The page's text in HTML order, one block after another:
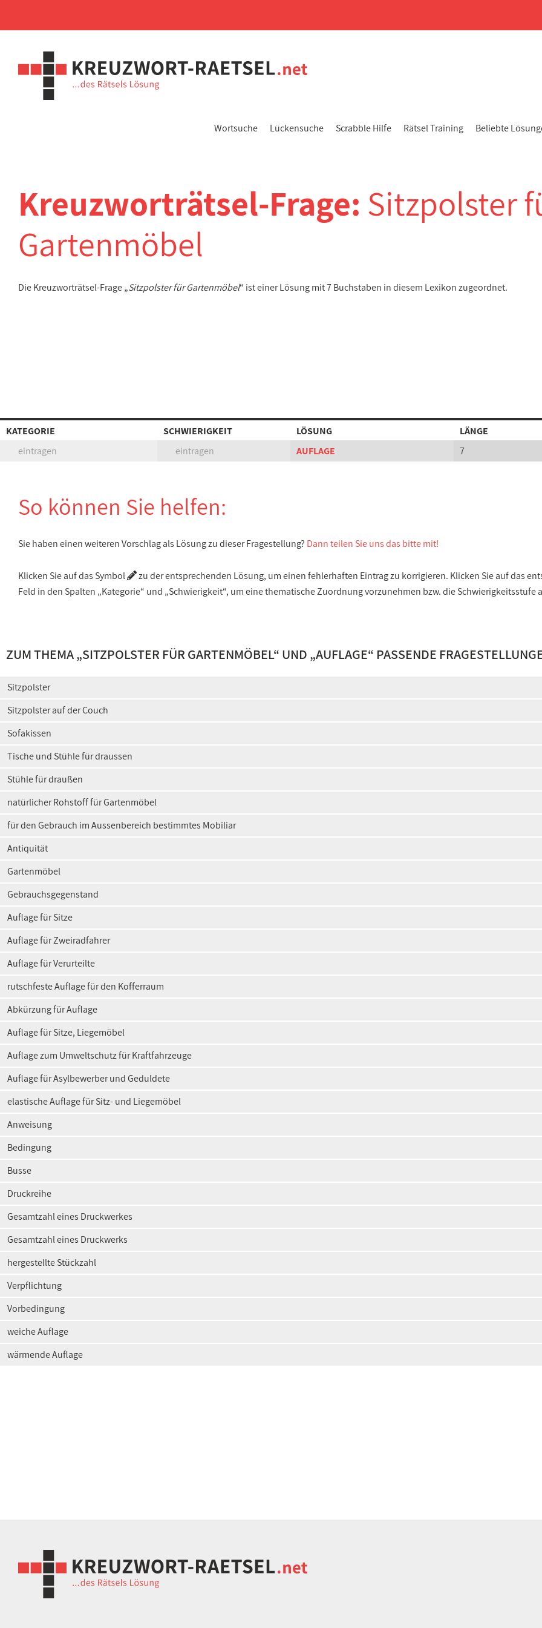
Wortsuche Lückensuche Scrabble Hilfe Rätsel Training Beliebte
Kreuzworträtsel-Frage: Sitzpolster
Gartenmöbel
Die Kreuzworträtsel-Frage „Sitzpolster für Gartenmöbel“ ist einer Lösung mit 7 Buchstaben in diesem Lexikon zugeordnet.
KATEGORIE SCHWIERIGKEIT LÖSUNG
LÄNGE
eintragen
eintragen AUFLAGE 7
So können Sie helfen:
Sie haben einen weiteren Vorschlag als Lösung zu dieser Fragestellung? Dann teilen Sie uns das bitte mit!
Klicken Sie auf das Symbol
zu der entsprechenden Lösung, um einen fehlerhaften Eintrag zu korrigieren. Klicken Sie auf das
Feld in den Spalten „Kategorie“ und „Schwierigkeit“, um eine thematische Zuordnung vorzunehmen bzw. die Schwierigkeitsstufe
ZUM THEMA „SITZPOLSTER FÜR GARTENMÖBEL“ UND „AUFLAGE“ PASSENDE
Sitzpolster
Sitzpolster auf der Couch
Sofakissen
Tische und Stühle für draussen
Stühle für draußen
natürlicher Rohstoff für Gartenmöbel
für den Gebrauch im Aussenbereich bestimmtes Mobiliar
Antiquität
Gartenmöbel
Gebrauchsgegenstand
Auflage für Sitze
Auflage für Zweiradfahrer
Auflage für Verurteilte
rutschfeste Auflage für den Kofferraum
Abkürzung für Auflage
Auflage für Sitze, Liegemöbel
Auflage zum Umweltschutz für Kraftfahrzeuge
Auflage für Asylbewerber und Geduldete
elastische Auflage für Sitz- und Liegemöbel
Anweisung
Bedingung
Busse
Druckreihe
Gesamtzahl eines Druckwerkes
Gesamtzahl eines Druckwerks
hergestellte Stückzahl
Verpflichtung
Vorbedingung
weiche Auflage
wärmende Auflage